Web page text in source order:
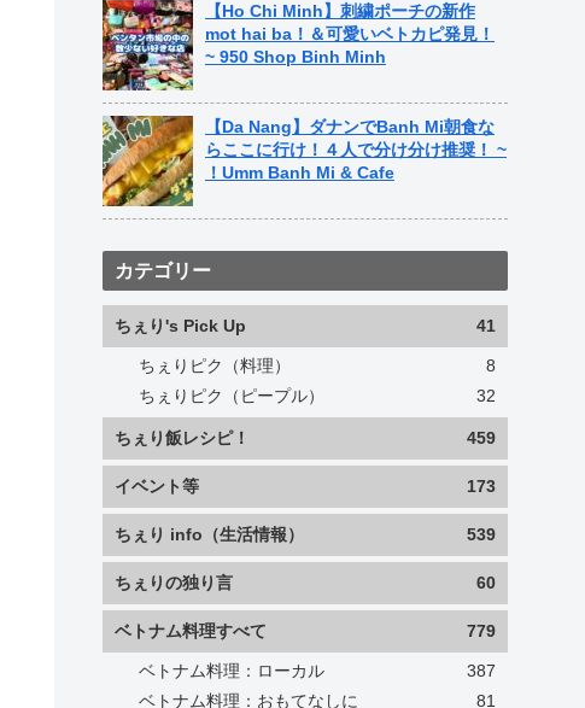
【Ho Chi Minh】刺繍ポーチの新作
mot hai ba！＆可愛いベトカピ発見！
~ 950 Shop Binh Minh
【Da Nang】ダナンでBanh Mi朝食な
らここに行け！４人で分け分け推奨！ ~
！Umm Banh Mi & Cafe
カテゴリー
ちぇり's Pick Up 41
ちぇりピク（料理）
8
ちぇりピク（ピープル）
32
ちぇり飯レシピ！ 459
イベント等 173
ちぇり info（生活情報） 539
ちぇりの独り言 60
ベトナム料理すべて 779
ベトナム料理：ローカル
387
ベトナム料理：おもてなしに
81